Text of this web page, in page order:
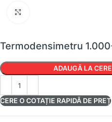
Termodensimetru
ADAUGĂ LA
CERE O COTAȚIE RAPIDĂ DE PREȚ